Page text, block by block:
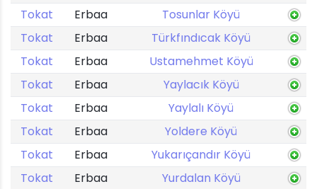
Tokat
Erbaa
Tosunlar Köyü
Tokat
Erbaa
Türkfındıcak Köyü
Tokat
Erbaa
Ustamehmet Köyü
Tokat
Erbaa
Yaylacık Köyü
Tokat
Erbaa
Yaylalı Köyü
Tokat
Erbaa
Yoldere Köyü
Tokat
Erbaa
Yukarıçandır Köyü
Tokat
Erbaa
Yurdalan Köyü